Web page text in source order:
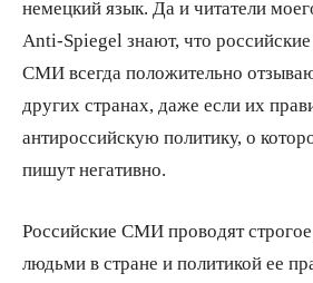
немецкий язык. Да и читатели
Anti-Spiegel знают, что
СМИ всегда положительно
других странах, даже если их
антироссийскую политику, о
пишут негативно.
Российские СМИ проводят
людьми в стране и политикой ее